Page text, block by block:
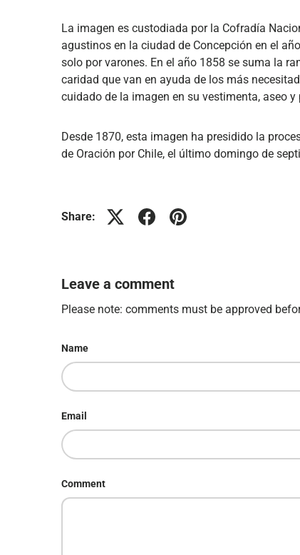
La imagen es custodiada por la Cofradía
agustinos en la ciudad de Concepción en el
solo por varones. En el año 1858 se suma la
caridad que van en ayuda de los más
cuidado de la imagen en su vestimenta, aseo
Desde 1870, esta imagen ha presidido la
de Oración por Chile, el último domingo de
Share:
Leave a comment
Please note: comments must be approved
Name
Email
Comment